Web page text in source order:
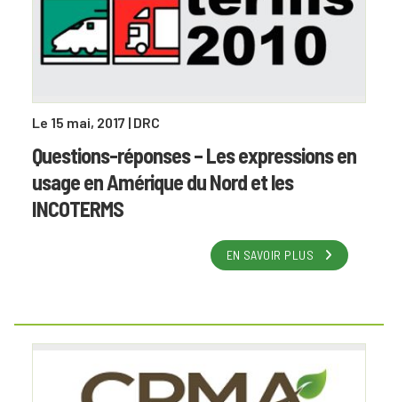
Le 15 mai, 2017 | DRC
Questions-réponses – Les expressions en
usage en Amérique du Nord et les
INCOTERMS
EN SAVOIR PLUS